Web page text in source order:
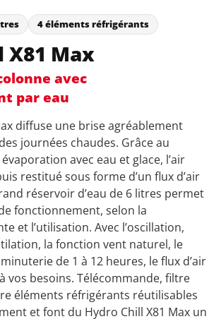
4 éléments réfrigérants
X81 Max
avec
par eau
diffuse une brise agréablement
journées chaudes. Grâce au
avec eau et glace, l’air
restitué sous forme d’un flux d’air
réservoir d’eau de 6 litres permet
fonctionnement, selon la
et l’utilisation. Avec l’oscillation,
la fonction vent naturel, le
de 1 à 12 heures, le flux d’air
vos besoins. Télécommande, filtre
éléments réfrigérants réutilisables
et font du Hydro Chill X81 Max un